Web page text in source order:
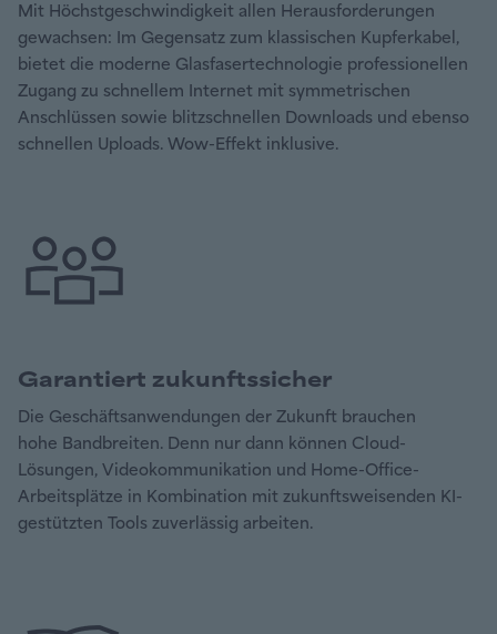
Mit Höchstgeschwindigkeit allen Herausforderungen
gewachsen: Im Gegensatz zum klassischen Kupferkabel,
bietet die moderne Glasfasertechnologie professionellen
Zugang zu schnellem Internet mit symmetrischen
Anschlüssen sowie blitzschnellen Downloads und ebenso
schnellen Uploads. Wow-Effekt inklusive.
Garantiert zukunftssicher
Die Geschäftsanwendungen der Zukunft brauchen
hohe Bandbreiten. Denn nur dann können Cloud-
Lösungen, Videokommunikation und Home-Office-
Arbeitsplätze in Kombination mit zukunftsweisenden KI-
gestützten Tools zuverlässig arbeiten.